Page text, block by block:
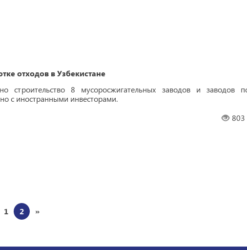
отходов в Узбекистане
строительство 8 мусоросжигательных заводов и заводов
с иностранными инвесторами.
803
1 2 »